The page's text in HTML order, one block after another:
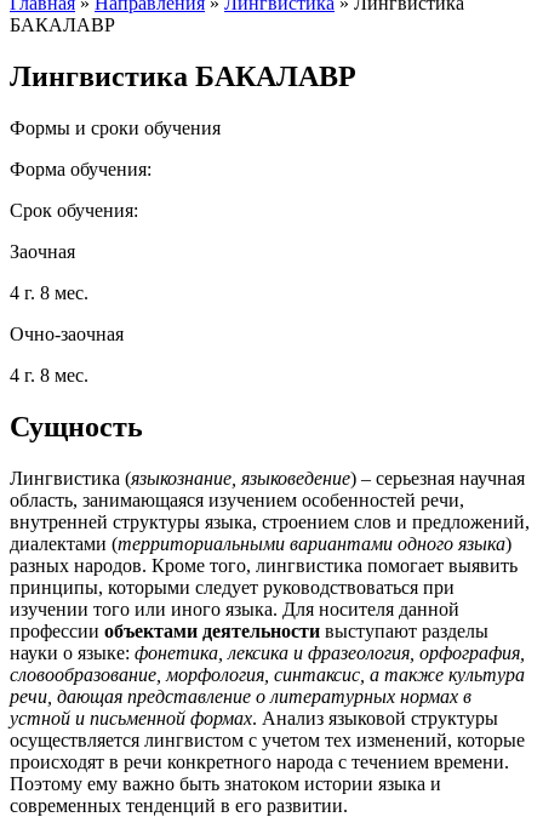
БАКАЛАВР
Лингвистика БАКАЛАВР
Формы и сроки обучения
Форма обучения:
Срок обучения:
Заочная
4 г. 8 мес.
Очно-заочная
4 г. 8 мес.
Сущность
Лингвистика (языкознание, языковедение) – серьезная научная
область, занимающаяся изучением особенностей речи,
внутренней структуры языка, строением слов и предложений,
диалектами (территориальными вариантами одного языка)
разных народов. Кроме того, лингвистика помогает выявить
принципы, которыми следует руководствоваться при
изучении того или иного языка. Для носителя данной
профессии объектами деятельности выступают разделы
науки о языке: фонетика, лексика и фразеология, орфография,
словообразование, морфология, синтаксис, а также культура
речи, дающая представление о литературных нормах в
устной и письменной формах. Анализ языковой структуры
осуществляется лингвистом с учетом тех изменений, которые
происходят в речи конкретного народа с течением времени.
Поэтому ему важно быть знатоком истории языка и
современных тенденций в его развитии.